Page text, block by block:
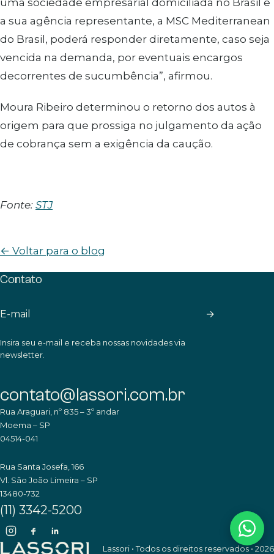
uma sociedade empresarial domiciliada no Brasil e
a sua agência representante, a MSC Mediterranean
do Brasil, poderá responder diretamente, caso seja
vencida na demanda, por eventuais encargos
decorrentes de sucumbência”, afirmou.
Moura Ribeiro determinou o retorno dos autos à
origem para que prossiga no julgamento da ação
de cobrança sem a exigência da caução.
Fonte: STJ
← Voltar para o blog
Contato
→
Insira seu e-mail e receba nossas novidades via
newsletter.
contato@lassori.com.br
Rua Araguari, nº 835 – 3º andar
Moema – SP
04514-041
Rua Santa Josefa, 166
Vl. São João Limeira – SP
13480-732
(11) 3342-5200
Lassori • Todos os direitos reservados • 2026